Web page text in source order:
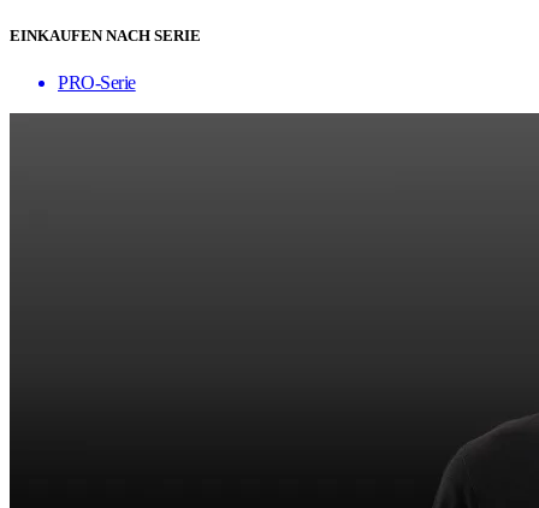
EINKAUFEN NACH SERIE
PRO-Serie